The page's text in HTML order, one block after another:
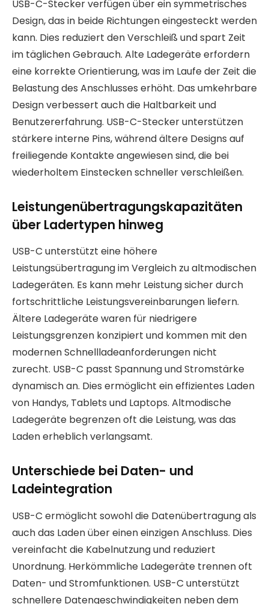
USB-C-Stecker verfügen über ein symmetrisches
Design, das in beide Richtungen eingesteckt werden
kann. Dies reduziert den Verschleiß und spart Zeit
im täglichen Gebrauch. Alte Ladegeräte erfordern
eine korrekte Orientierung, was im Laufe der Zeit die
Belastung des Anschlusses erhöht. Das umkehrbare
Design verbessert auch die Haltbarkeit und
Benutzererfahrung. USB-C-Stecker unterstützen
stärkere interne Pins, während ältere Designs auf
freiliegende Kontakte angewiesen sind, die bei
wiederholtem Einstecken schneller verschleißen.
Leistungenübertragungskapazitäten
über Ladertypen hinweg
USB-C unterstützt eine höhere
Leistungsübertragung im Vergleich zu altmodischen
Ladegeräten. Es kann mehr Leistung sicher durch
fortschrittliche Leistungsvereinbarungen liefern.
Ältere Ladegeräte waren für niedrigere
Leistungsgrenzen konzipiert und kommen mit den
modernen Schnellladeanforderungen nicht
zurecht. USB-C passt Spannung und Stromstärke
dynamisch an. Dies ermöglicht ein effizientes Laden
von Handys, Tablets und Laptops. Altmodische
Ladegeräte begrenzen oft die Leistung, was das
Laden erheblich verlangsamt.
Unterschiede bei Daten- und
Ladeintegration
USB-C ermöglicht sowohl die Datenübertragung als
auch das Laden über einen einzigen Anschluss. Dies
vereinfacht die Kabelnutzung und reduziert
Unordnung. Herkömmliche Ladegeräte trennen oft
Daten- und Stromfunktionen. USB-C unterstützt
schnellere Datengeschwindigkeiten neben dem